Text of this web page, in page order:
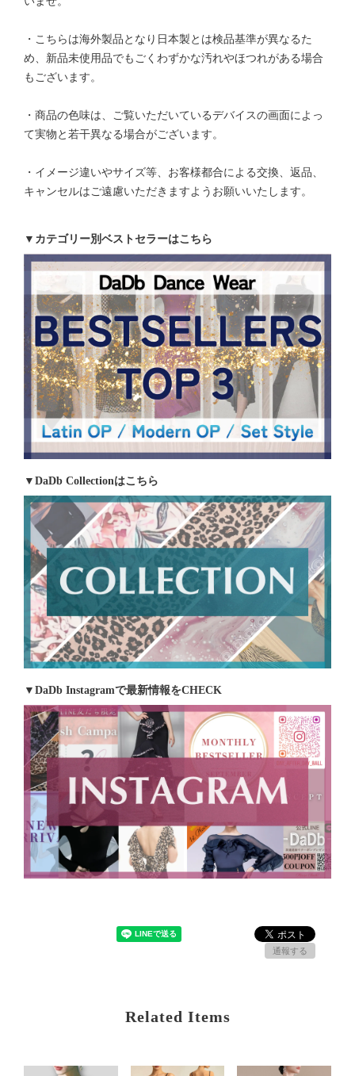
・こちらは海外製品となり日本製とは検品基準が異なるた
め、新品未使用品でもごくわずかな汚れやほつれがある場合
もございます。
・商品の色味は、ご覧いただいているデバイスの画面によっ
て実物と若干異なる場合がございます。
・イメージ違いやサイズ等、お客様都合による交換、返品、
キャンセルはご遠慮いただきますようお願いいたします。
▼カテゴリー別ベストセラーはこちら
▼DaDb Collectionはこちら
▼DaDb Instagramで最新情報をCHECK
通報する
Related Items